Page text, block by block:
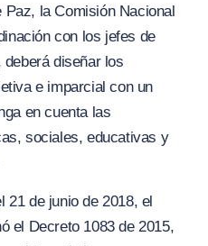
la Comisión Nacional
con los jefes de
deberá diseñar los
e imparcial con un
en cuenta las
sociales, educativas y
21 de junio de 2018, el
el Decreto 1083 de 2015,